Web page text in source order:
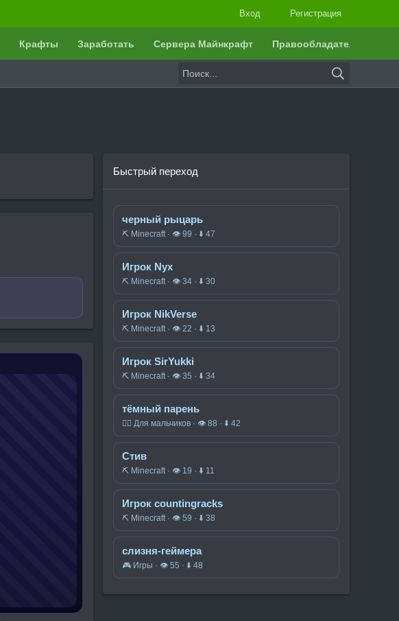
Вход Регистрация
Крафты Заработать Сервера Майнкрафт Правообладателям
Быстрый переход
черный рыцарь
⛏️ Minecraft · 👁 99 · ⬇ 47
Игрок Nyx
⛏️ Minecraft · 👁 34 · ⬇ 30
Игрок NikVerse
⛏️ Minecraft · 👁 22 · ⬇ 13
Игрок SirYukki
⛏️ Minecraft · 👁 35 · ⬇ 34
тёмный парень
🧍‍♂️ Для мальчиков · 👁 88 · ⬇ 42
Стив
⛏️ Minecraft · 👁 19 · ⬇ 11
Игрок countingracks
⛏️ Minecraft · 👁 59 · ⬇ 38
слизня-геймера
🎮 Игры · 👁 55 · ⬇ 48